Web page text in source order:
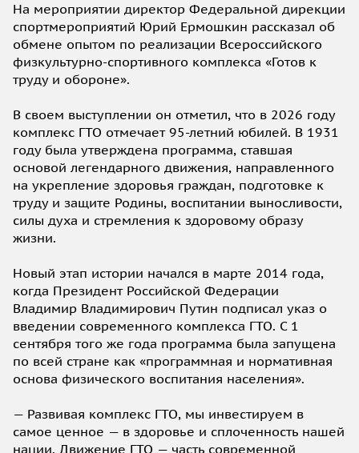
На мероприятии директор Федеральной дирекции
спортмероприятий Юрий Ермошкин рассказал об
обмене опытом по реализации Всероссийского
физкультурно-спортивного комплекса «Готов к
труду и обороне».
В своем выступлении он отметил, что в 2026 году
комплекс ГТО отмечает 95-летний юбилей. В 1931
году была утверждена программа, ставшая
основой легендарного движения, направленного
на укрепление здоровья граждан, подготовке к
труду и защите Родины, воспитании выносливости,
силы духа и стремления к здоровому образу
жизни.
Новый этап истории начался в марте 2014 года,
когда Президент Российской Федерации
Владимир Владимирович Путин подписал указ о
введении современного комплекса ГТО. С 1
сентября того же года программа была запущена
по всей стране как «программная и нормативная
основа физического воспитания населения».
— Развивая комплекс ГТО, мы инвестируем в
самое ценное — в здоровье и сплоченность нашей
нации. Движение ГТО — часть современной